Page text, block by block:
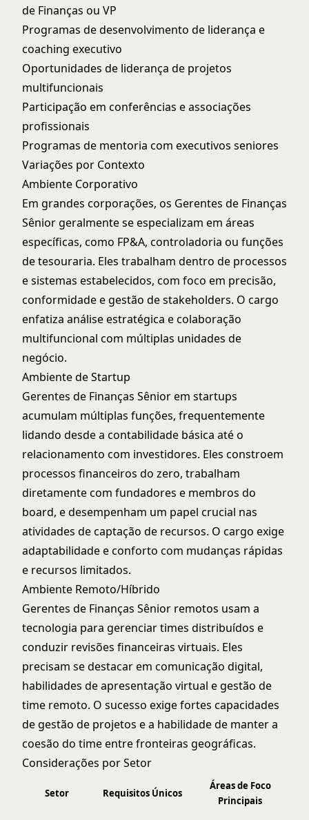
de Finanças ou VP
Programas de desenvolvimento de liderança e
coaching executivo
Oportunidades de liderança de projetos
multifuncionais
Participação em conferências e associações
profissionais
Programas de mentoria com executivos seniores
Variações por Contexto
Ambiente Corporativo
Em grandes corporações, os Gerentes de Finanças
Sênior geralmente se especializam em áreas
específicas, como FP&A, controladoria ou funções
de tesouraria. Eles trabalham dentro de processos
e sistemas estabelecidos, com foco em precisão,
conformidade e gestão de stakeholders. O cargo
enfatiza análise estratégica e colaboração
multifuncional com múltiplas unidades de
negócio.
Ambiente de Startup
Gerentes de Finanças Sênior em startups
acumulam múltiplas funções, frequentemente
lidando desde a contabilidade básica até o
relacionamento com investidores. Eles constroem
processos financeiros do zero, trabalham
diretamente com fundadores e membros do
board, e desempenham um papel crucial nas
atividades de captação de recursos. O cargo exige
adaptabilidade e conforto com mudanças rápidas
e recursos limitados.
Ambiente Remoto/Híbrido
Gerentes de Finanças Sênior remotos usam a
tecnologia para gerenciar times distribuídos e
conduzir revisões financeiras virtuais. Eles
precisam se destacar em comunicação digital,
habilidades de apresentação virtual e gestão de
time remoto. O sucesso exige fortes capacidades
de gestão de projetos e a habilidade de manter a
coesão do time entre fronteiras geográficas.
Considerações por Setor
Setor Requisitos Únicos
Áreas de Foco
Principais